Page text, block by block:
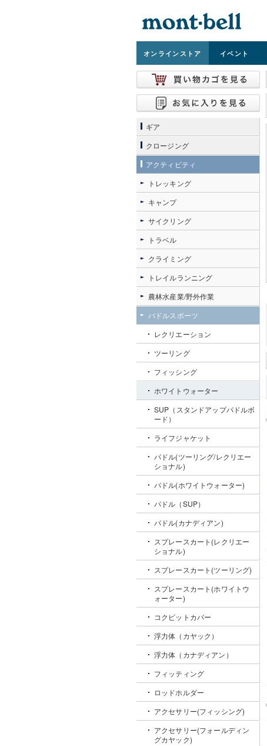
オンラインストア イベント
ギア
クロージング
アクティビティ
トレッキング
キャンプ
サイクリング
トラベル
クライミング
トレイルランニング
農林水産業/野外作業
パドルスポーツ
レクリエーション
ツーリング
フィッシング
ホワイトウォーター
SUP（スタンドアップパドルボ
ード）
ライフジャケット
パドル(ツーリング/レクリエー
ショナル)
パドル(ホワイトウォーター)
パドル（SUP）
パドル(カナディアン)
スプレースカート(レクリエー
ショナル)
スプレースカート(ツーリング)
スプレースカート(ホワイトウ
ォーター)
コクピットカバー
浮力体（カヤック）
浮力体（カナディアン）
フィッティング
ロッドホルダー
アクセサリー(フィッシング)
アクセサリー(フォールディン
グカヤック)